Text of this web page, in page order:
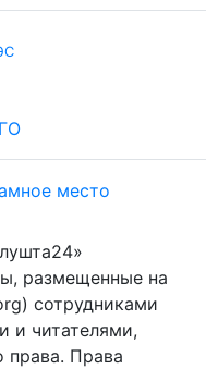
место
размещенные на
сотрудниками
и читателями,
права. Права